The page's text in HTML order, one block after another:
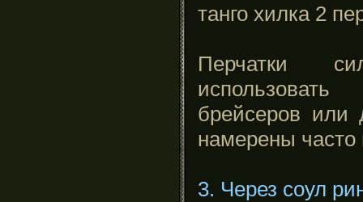
танго хилка 2
Перчатки
брейсеров или
намерены часто
3. Через соул